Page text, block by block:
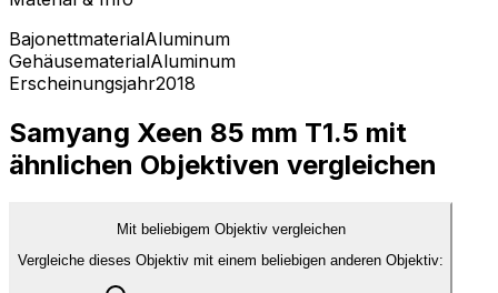
BajonettmaterialAluminum
GehäusematerialAluminum
Erscheinungsjahr2018
Samyang Xeen 85 mm T1.5 mit
ähnlichen Objektiven vergleichen
Mit beliebigem Objektiv vergleichen
Vergleiche dieses Objektiv mit einem beliebigen anderen Objektiv: